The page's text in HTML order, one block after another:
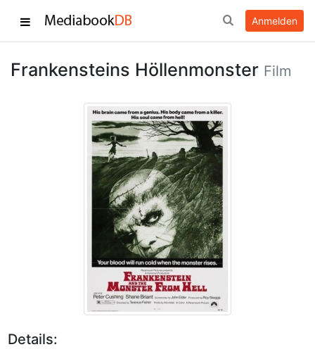
Anmelden
Frankensteins Höllenmonster Film
Details: